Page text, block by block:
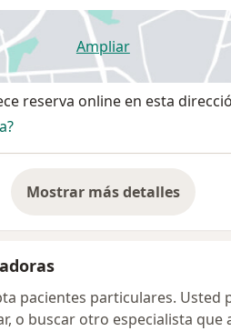
Ampliarse abre en una
reserva online en esta
Mostrar más detalles
sobre la dirección
pacientes particulares. Usted
o buscar otro especialista que